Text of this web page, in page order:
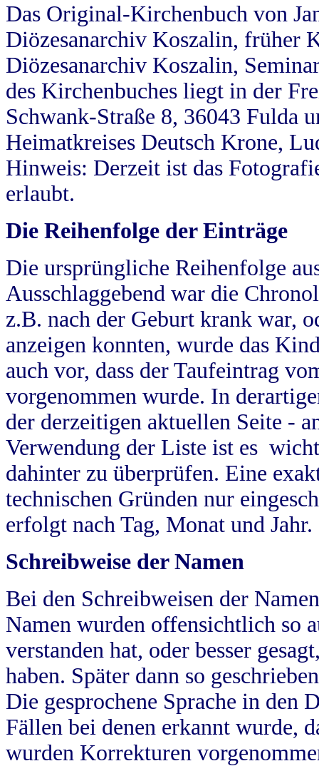
Das Original-Kirchenbuch von
Diözesanarchiv Koszalin, früher
Diözesanarchiv Koszalin,
des Kirchenbuches liegt in der
Schwank-Straße 8, 36043 Fulda
Heimatkreises Deutsch Krone,
Hinweis: Derzeit ist das
erlaubt.
Die Reihenfolge der Einträge
Die ursprüngliche Reihenfolge
Ausschlaggebend war die
z.B. nach der Geburt krank war,
anzeigen konnten, wurde das
auch vor, dass der Taufeintrag
vorgenommen wurde. In
der derzeitigen aktuellen Seite -
Verwendung der Liste ist es
dahinter zu überprüfen. Eine
technischen Gründen nur
erfolgt nach Tag, Monat und Jahr.
Schreibweise der Namen
Bei den Schreibweisen der
Namen wurden offensichtlich so
verstanden hat, oder besser
haben. Später dann so
Die gesprochene Sprache in
Fällen bei denen erkannt wurde,
wurden Korrekturen